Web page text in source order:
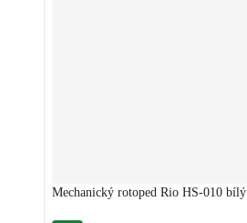
Mechanický rotoped Rio HS-010 bílý